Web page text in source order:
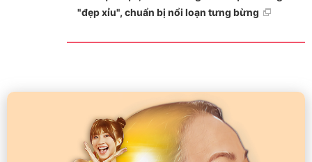
"đẹp xỉu", chuẩn bị nổi loạn tưng bừng